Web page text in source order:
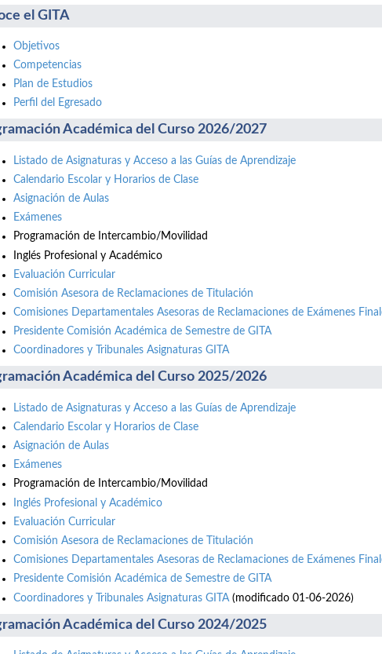
el GITA
Objetivos
Competencias
Plan de Estudios
Perfil del Egresado
Académica del Curso 2026/2027
Listado de Asignaturas y Acceso a las Guías de Aprendizaje
Calendario Escolar y Horarios de Clase
Asignación de Aulas
Exámenes
Programación de Intercambio/Movilidad
Inglés Profesional y Académico
Evaluación Curricular
Comisión Asesora de Reclamaciones de Titulación
Comisiones Departamentales Asesoras de Reclamaciones de Exámenes
Presidente Comisión Académica de Semestre de GITA
Coordinadores y Tribunales Asignaturas GITA
Académica del Curso 2025/2026
Listado de Asignaturas y Acceso a las Guías de Aprendizaje
Calendario Escolar y Horarios de Clase
Asignación de Aulas
Exámenes
Programación de Intercambio/Movilidad
Inglés Profesional y Académico
Evaluación Curricular
Comisión Asesora de Reclamaciones de Titulación
Comisiones Departamentales Asesoras de Reclamaciones de Exámenes
Presidente Comisión Académica de Semestre de GITA
Coordinadores y Tribunales Asignaturas GITA (modificado 01-06-2026)
Académica del Curso 2024/2025